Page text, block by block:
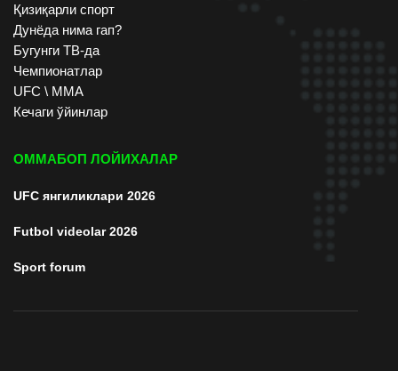
Қизиқарли спорт
Дунёда нима гап?
Бугунги ТВ-да
Чемпионатлар
UFC \ ММА
Кечаги ўйинлар
ОММАБОП ЛОЙИХАЛАР
UFC янгиликлари 2026
Futbol videolar 2026
Sport forum